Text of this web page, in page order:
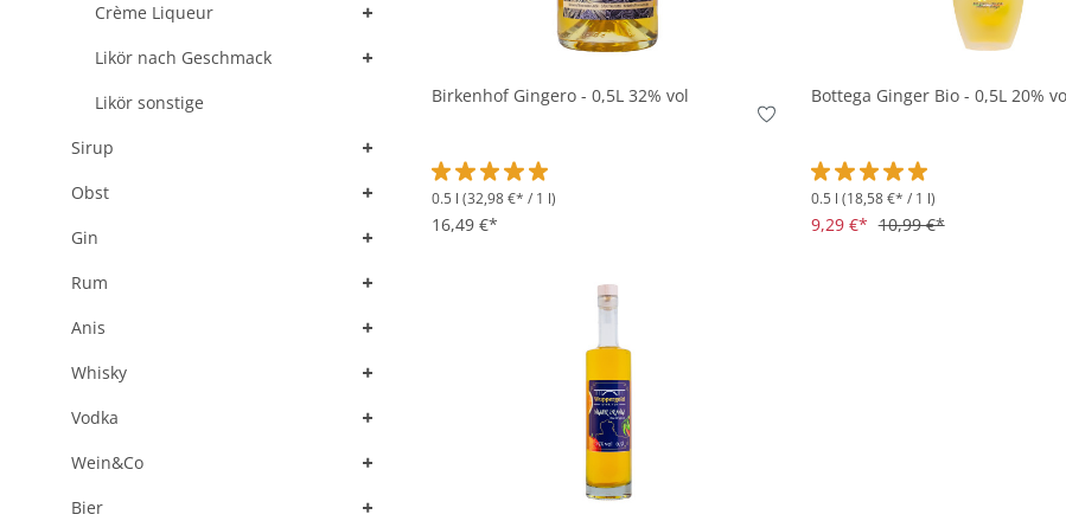
Crème Liqueur
Likör nach Geschmack +
Likör sonstige
Sirup
+
Obst +
Gin +
Rum +
Anis +
Whisky +
Vodka +
Wein&Co +
Bier +
Birkenhof Gingero - 0,5L 32% vol
Durchschnittliche Bewertung von 5 von 5 Sternen
0.5 l (32,98 €* / 1 l)
16,49 €*
In den Korb
Bottega Ginger Bio - 0,5L 20%
Durchschnittliche Bewertung
0.5 l (18,58 €* / 1 l)
9,29 €* 10,99 €*
In den Korb
In den Korb